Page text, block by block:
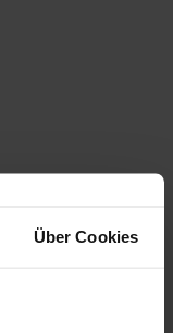
Über Cookies